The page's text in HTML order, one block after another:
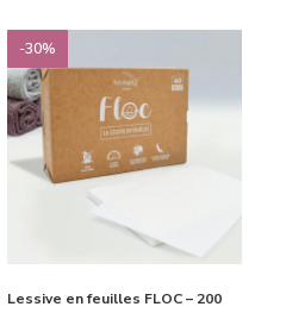
-30%
Lessive en feuilles FLOC – 200